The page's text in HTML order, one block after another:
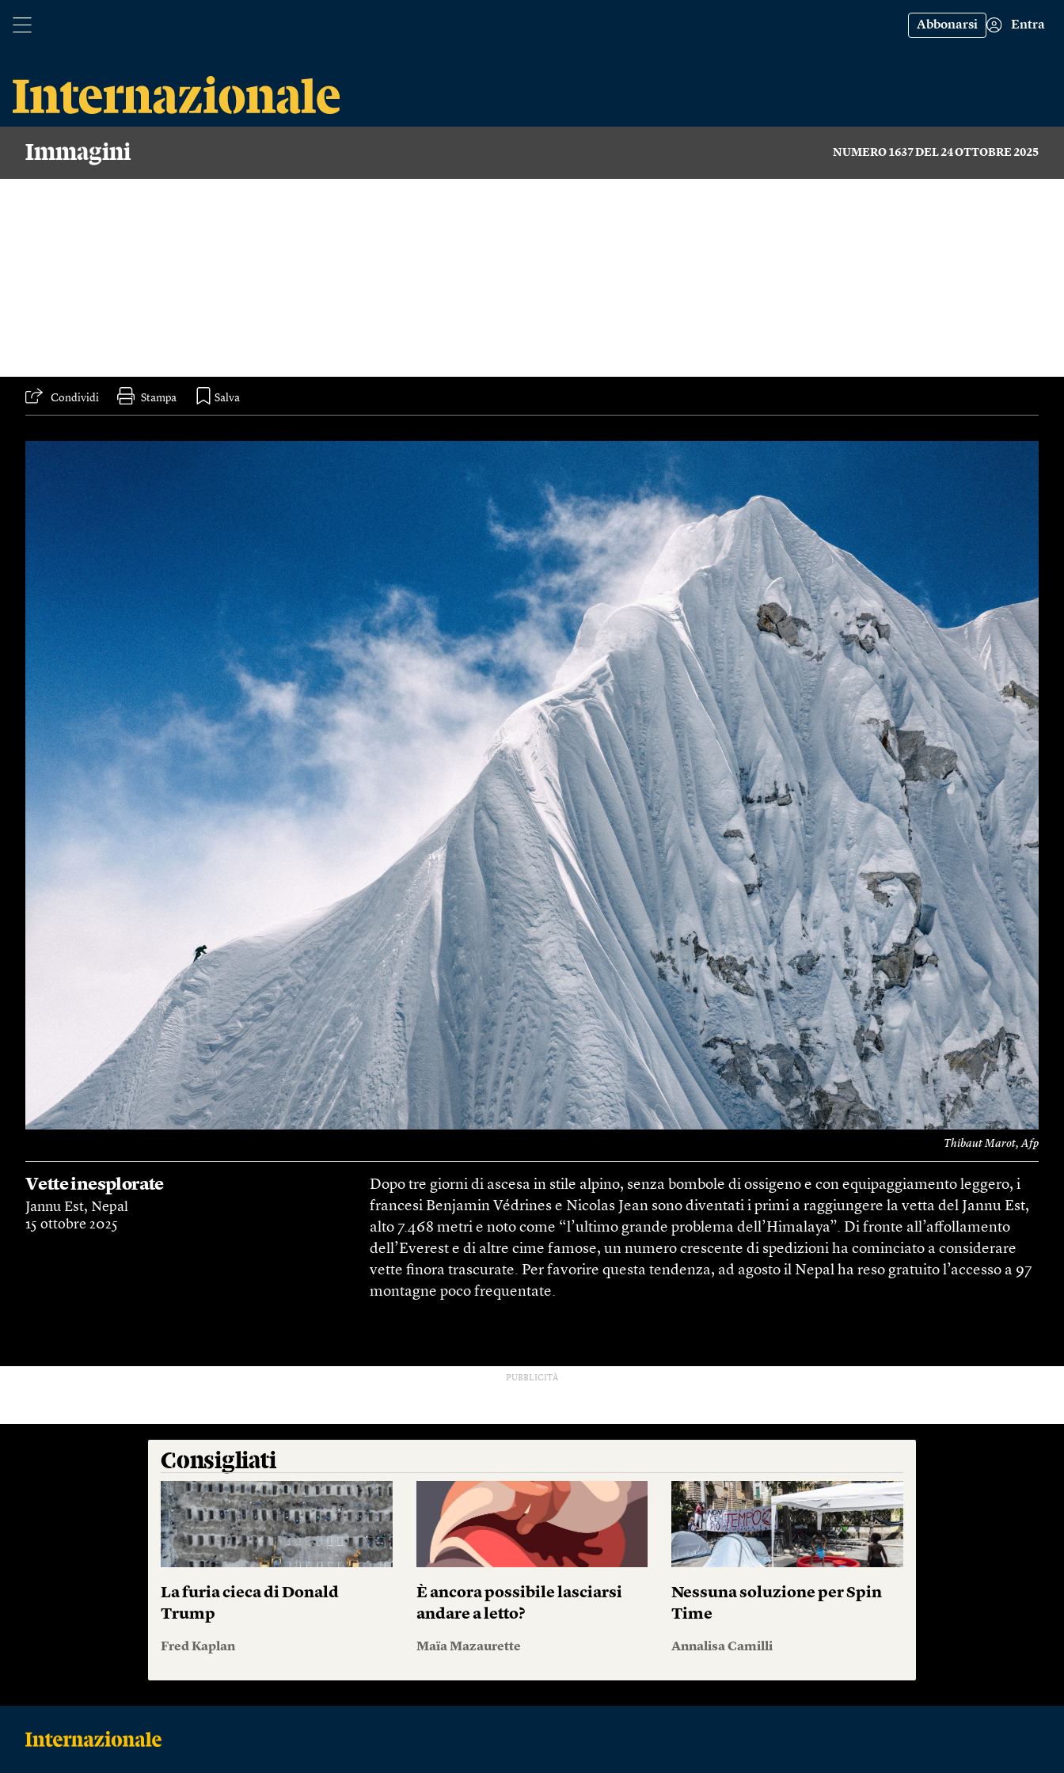
Abbonarsi Entra
Immagini NUMERO 1637 DEL 24 OTTOBRE 2025
Condividi Stampa
Thibaut Marot, Afp
Vette inesplorate
Jannu Est, Nepal
15 ottobre 2025
Dopo tre giorni di ascesa in stile alpino, senza bombole di ossigeno e con equipaggiamento leggero, i
francesi Benjamin Védrines e Nicolas Jean sono diventati i primi a raggiungere la vetta del Jannu Est,
alto 7.468 metri e noto come “l’ultimo grande problema dell’Himalaya”. Di fronte all’affollamento
dell’Everest e di altre cime famose, un numero crescente di spedizioni ha cominciato a considerare
vette finora trascurate. Per favorire questa tendenza, ad agosto il Nepal ha reso gratuito l’accesso a 97
montagne poco frequentate.
PUBBLICITÀ
Consigliati
La furia cieca di Donald
Trump
Fred Kaplan
È ancora possibile lasciarsi
andare a letto?
Maïa Mazaurette
Nessuna soluzione per Spin
Time
Annalisa Camilli